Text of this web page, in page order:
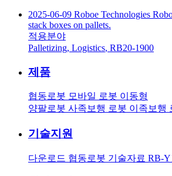
2025-06-09 Roboe Technologies
stack boxes on pallets.
적용분야
Palletizing, Logistics, RB20-1900
제품
협동로봇 모바일 로봇 이동형
양팔로봇 사족보행 로봇 이족보행
기술지원
다운로드 협동로봇 기술자료 RB-